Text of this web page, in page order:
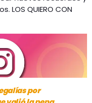
QUIERO CON
por